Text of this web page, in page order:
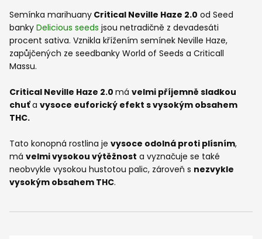
Semínka marihuany Critical Neville Haze 2.0 od Seed
banky Delicious seeds jsou netradičně z devadesáti
procent sativa. Vznikla křížením semínek Neville Haze,
zapůjčených ze seedbanky World of Seeds a Criticall
Massu.
Critical Neville Haze 2.0 má velmi příjemně sladkou
chuťa vysoce euforický efekt s vysokým obsahem
THC.
Tato konopná rostlina je vysoce odolná proti plísním,
má velmi vysokou výtěžnost a vyznačuje se také
neobvykle vysokou hustotou palic, zároveň s nezvykle
vysokým obsahem THC.